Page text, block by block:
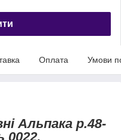
Оплата Умови
Альпака р.48-
0022.